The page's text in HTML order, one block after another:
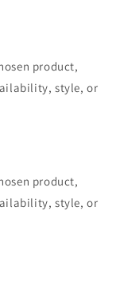
product,
style, or
product,
style, or